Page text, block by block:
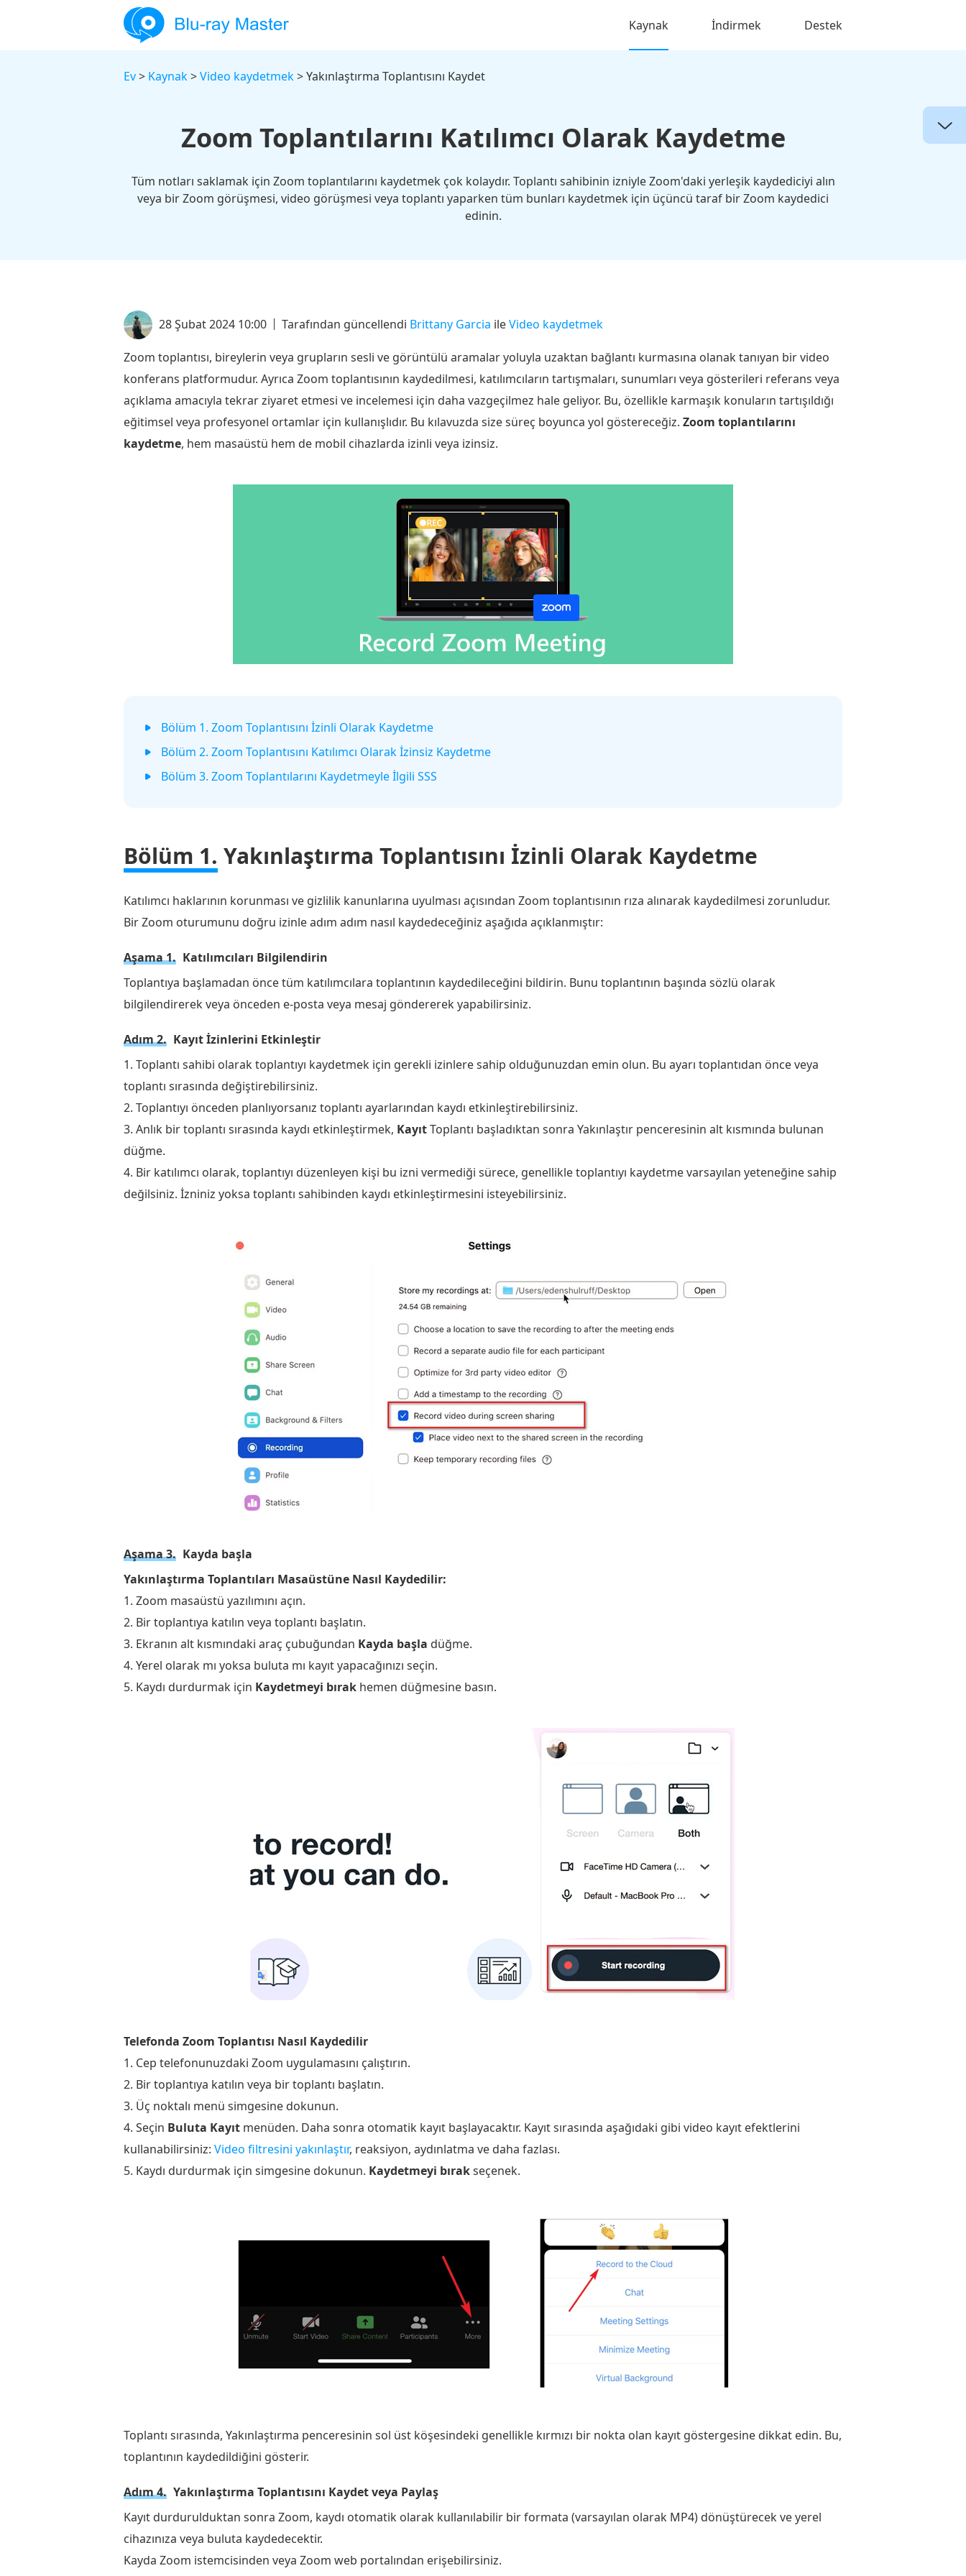
Kaynak İndirmek Destek
Ev> Kaynak>Video kaydetmek> Yakınlaştırma Toplantısını Kaydet
Zoom Toplantılarını Katılımcı Olarak Kaydetme
Tüm notları saklamak için Zoom toplantılarını kaydetmek çok kolaydır. Toplantı sahibinin izniyle Zoom'daki yerleşik kaydediciyi alın
veya bir Zoom görüşmesi, video görüşmesi veya toplantı yaparken tüm bunları kaydetmek için üçüncü taraf bir Zoom kaydedici
edinin.
28 Şubat 2024 10:00 Tarafından güncellendi Brittany Garcia ileVideo kaydetmek
Zoom toplantısı, bireylerin veya grupların sesli ve görüntülü aramalar yoluyla uzaktan bağlantı kurmasına olanak tanıyan bir video
konferans platformudur. Ayrıca Zoom toplantısının kaydedilmesi, katılımcıların tartışmaları, sunumları veya gösterileri referans veya
açıklama amacıyla tekrar ziyaret etmesi ve incelemesi için daha vazgeçilmez hale geliyor. Bu, özellikle karmaşık konuların tartışıldığı
eğitimsel veya profesyonel ortamlar için kullanışlıdır. Bu kılavuzda size süreç boyunca yol göstereceğiz. Zoom toplantılarını
kaydetme, hem masaüstü hem de mobil cihazlarda izinli veya izinsiz.
Bölüm 1. Zoom Toplantısını İzinli Olarak Kaydetme
Bölüm 2. Zoom Toplantısını Katılımcı Olarak İzinsiz Kaydetme
Bölüm 3. Zoom Toplantılarını Kaydetmeyle İlgili SSS
Bölüm 1. Yakınlaştırma Toplantısını İzinli Olarak Kaydetme
Katılımcı haklarının korunması ve gizlilik kanunlarına uyulması açısından Zoom toplantısının rıza alınarak kaydedilmesi zorunludur.
Bir Zoom oturumunu doğru izinle adım adım nasıl kaydedeceğiniz aşağıda açıklanmıştır:
Aşama 1. Katılımcıları Bilgilendirin
Toplantıya başlamadan önce tüm katılımcılara toplantının kaydedileceğini bildirin. Bunu toplantının başında sözlü olarak
bilgilendirerek veya önceden e-posta veya mesaj göndererek yapabilirsiniz.
Adım 2. Kayıt İzinlerini Etkinleştir
1. Toplantı sahibi olarak toplantıyı kaydetmek için gerekli izinlere sahip olduğunuzdan emin olun. Bu ayarı toplantıdan önce veya
toplantı sırasında değiştirebilirsiniz.
2. Toplantıyı önceden planlıyorsanız toplantı ayarlarından kaydı etkinleştirebilirsiniz.
3. Anlık bir toplantı sırasında kaydı etkinleştirmek, KayıtToplantı başladıktan sonra Yakınlaştır penceresinin alt kısmında bulunan
düğme.
4. Bir katılımcı olarak, toplantıyı düzenleyen kişi bu izni vermediği sürece, genellikle toplantıyı kaydetme varsayılan yeteneğine sahip
değilsiniz. İzniniz yoksa toplantı sahibinden kaydı etkinleştirmesini isteyebilirsiniz.
Aşama 3. Kayda başla
Yakınlaştırma Toplantıları Masaüstüne Nasıl Kaydedilir:
1. Zoom masaüstü yazılımını açın.
2. Bir toplantıya katılın veya toplantı başlatın.
3. Ekranın alt kısmındaki araç çubuğundan Kayda başla düğme.
4. Yerel olarak mı yoksa buluta mı kayıt yapacağınızı seçin.
5. Kaydı durdurmak için Kaydetmeyi bırak hemen düğmesine basın.
Telefonda Zoom Toplantısı Nasıl Kaydedilir
1. Cep telefonunuzdaki Zoom uygulamasını çalıştırın.
2. Bir toplantıya katılın veya bir toplantı başlatın.
3. Üç noktalı menü simgesine dokunun.
4. Seçin Buluta Kayıt menüden. Daha sonra otomatik kayıt başlayacaktır. Kayıt sırasında aşağıdaki gibi video kayıt efektlerini
kullanabilirsiniz: Video filtresini yakınlaştır, reaksiyon, aydınlatma ve daha fazlası.
5. Kaydı durdurmak için simgesine dokunun. Kaydetmeyi bırakseçenek.
Toplantı sırasında, Yakınlaştırma penceresinin sol üst köşesindeki genellikle kırmızı bir nokta olan kayıt göstergesine dikkat edin. Bu,
toplantının kaydedildiğini gösterir.
Adım 4. Yakınlaştırma Toplantısını Kaydet veya Paylaş
Kayıt durdurulduktan sonra Zoom, kaydı otomatik olarak kullanılabilir bir formata (varsayılan olarak MP4) dönüştürecek ve yerel
cihazınıza veya buluta kaydedecektir.
Kayda Zoom istemcisinden veya Zoom web portalından erişebilirsiniz.